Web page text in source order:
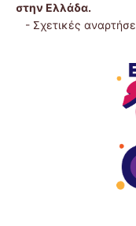
στην Ελλάδα.
- Σχετικές